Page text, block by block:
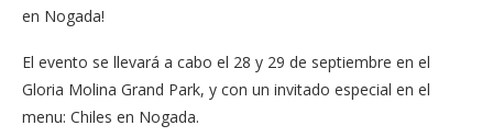
en Nogada!
El evento se llevará a cabo el 28 y 29 de septiembre en el
Gloria Molina Grand Park, y con un invitado especial en el
menu: Chiles en Nogada.